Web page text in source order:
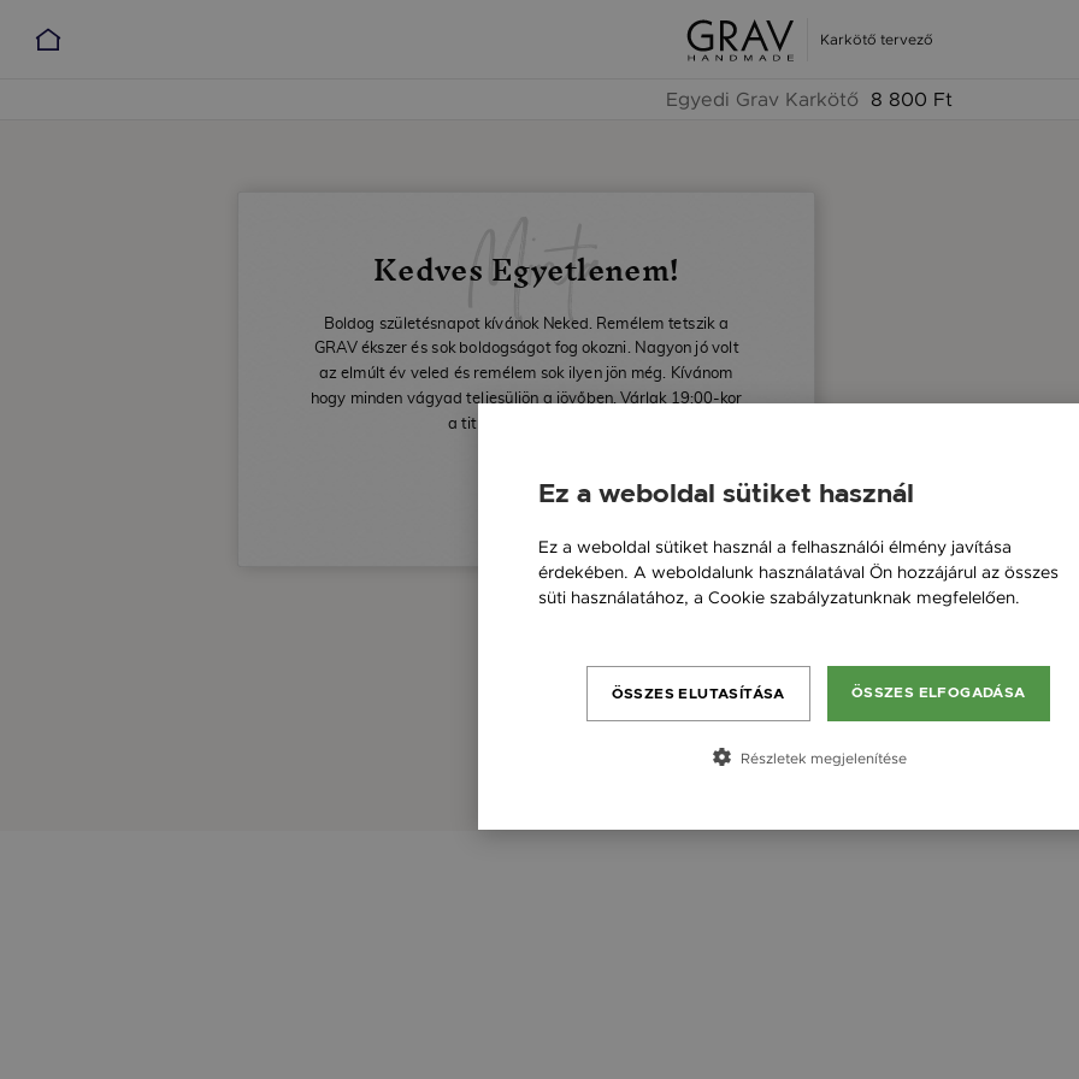
Karkötő tervező
Egyedi Grav Karkötő 8 800 Ft
Minta
Kedves Egyetlenem!
Boldog születésnapot kívánok Neked. Remélem tetszik a
GRAV ékszer és sok boldogságot fog okozni. Nagyon jó volt
az elmúlt év veled és remélem sok ilyen jön még. Kívánom
hogy minden vágyad teljesüljön a jövőben. Várlak 19:00-kor
a titkos kávézónkban.
Dávid
Feladó neve
Címzett email címe
Ez a weboldal sütiket használ
Ez a weboldal sütiket használ a felhasználói élmény javítása
érdekében. A weboldalunk használatával Ön hozzájárul az összes
süti használatához, a Cookie szabályzatunknak megfelelően.
ÖSSZES ELFOGADÁSA
ÖSSZES ELUTASÍTÁSA
Részletek megjelenítése